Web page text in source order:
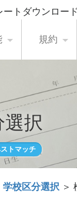
トダウンロ
規約
択
トマッチ
学校区分選択 ＞